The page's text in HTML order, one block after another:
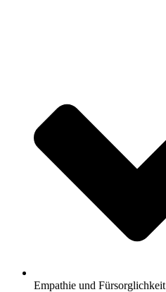
Empathie und Fürsorglichkeit